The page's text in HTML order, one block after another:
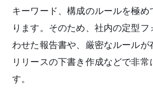
キーワード、構成のルールを極め
ります。そのため、社内の定型フ
わせた報告書や、厳密なルールが
リリースの下書き作成などで非常
す。